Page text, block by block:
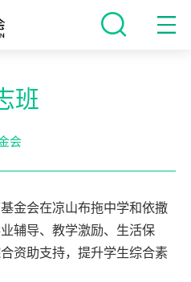
班
会
金会在凉山布拖中学和依撒
辅导、教学激励、生活保
资助支持，提升学生综合素